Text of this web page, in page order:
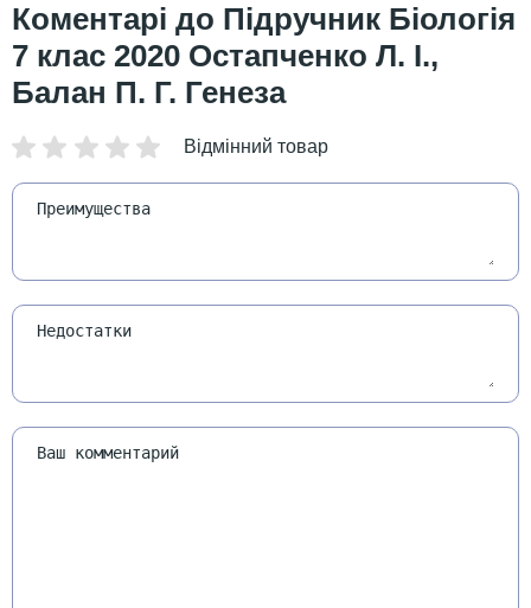
Підручник Біологія
7 клас 2020 Остапченко Л. І.,
Балан П. Г. Генеза